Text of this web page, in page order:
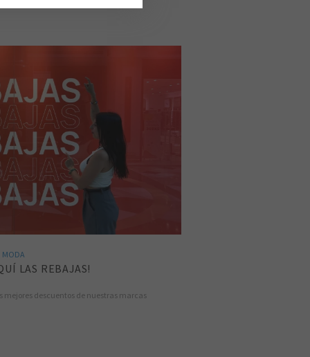
MODA
LAS REBAJAS!
mejores descuentos de nuestras marcas